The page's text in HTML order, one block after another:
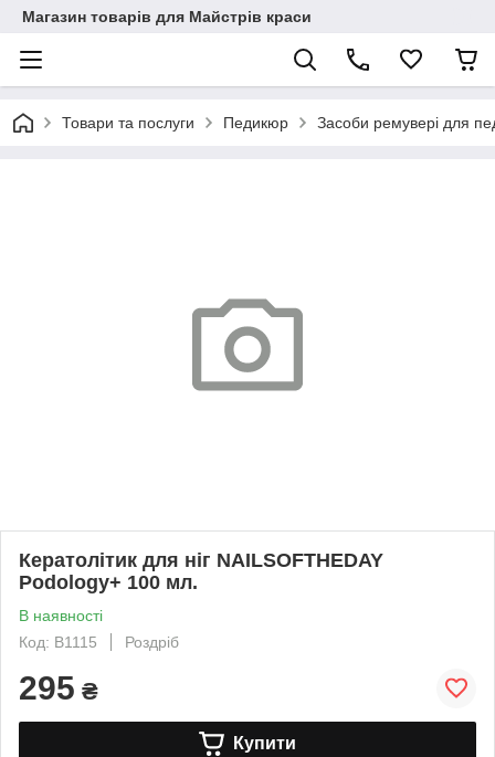
Магазин товарів для Майстрів краси
Товари та послуги Педикюр Засоби ремувері для
Кератолітик для ніг NAILSOFTHEDAY
Podology+ 100 мл.
В наявності
Код: B1115
Роздріб
295 ₴
Купити